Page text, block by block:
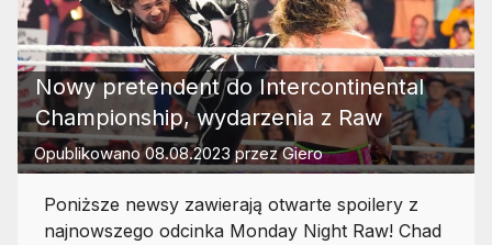
Nowy pretendent do Intercontinental
Championship, wydarzenia z Raw
Opublikowano08.08.2023 przezGiero
Poniższe newsy zawierają otwarte spoilery z
najnowszego odcinka Monday Night Raw! Chad